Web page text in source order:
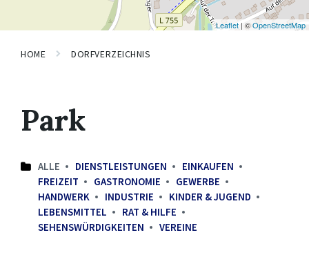
Leaflet | ©OpenStreetMap
HOME DORFVERZEICHNIS
Park
ALLE DIENSTLEISTUNGEN
EINKAUFEN
FREIZEIT
GASTRONOMIE
GEWERBE
HANDWERK
INDUSTRIE
KINDER & JUGEND
LEBENSMITTEL
RAT & HILFE
SEHENSWÜRDIGKEITEN
VEREINE